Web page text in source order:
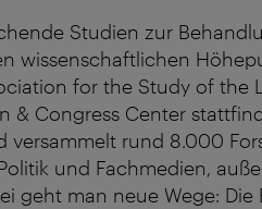
Studien zur
wissenschaftlichen
for the Study of the
& Congress Center
versammelt rund 8.000
und Fachmedien,
geht man neue Wege: